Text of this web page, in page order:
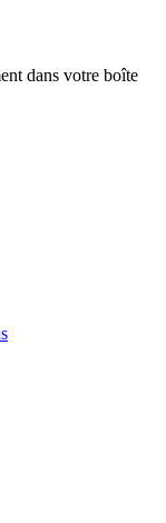
dans votre boîte